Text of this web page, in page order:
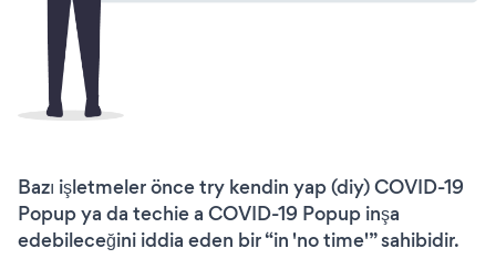
Bazı işletmeler önce try kendin yap (diy) COVID-19
Popup ya da techie a COVID-19 Popup inşa
edebileceğini iddia eden bir “in 'no time'” sahibidir.